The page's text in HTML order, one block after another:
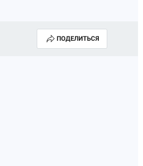
ПОДЕЛИТЬСЯ